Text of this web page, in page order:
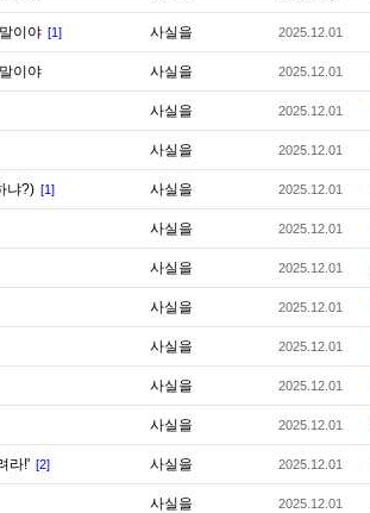
이야 [1] 사실을 2025.12.01
이야 사실을 2025.12.01
사실을 2025.12.01
사실을 2025.12.01
냐?) [1] 사실을 2025.12.01
사실을 2025.12.01
사실을 2025.12.01
사실을 2025.12.01
사실을 2025.12.01
사실을 2025.12.01
사실을 2025.12.01
라!' [2] 사실을 2025.12.01
사실을 2025.12.01